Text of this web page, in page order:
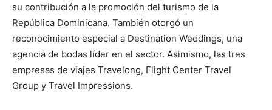
su contribución a la promoción del turismo de la
República Dominicana. También otorgó un
reconocimiento especial a Destination Weddings, una
agencia de bodas líder en el sector. Asimismo, las tres
empresas de viajes Travelong, Flight Center Travel
Group y Travel Impressions.